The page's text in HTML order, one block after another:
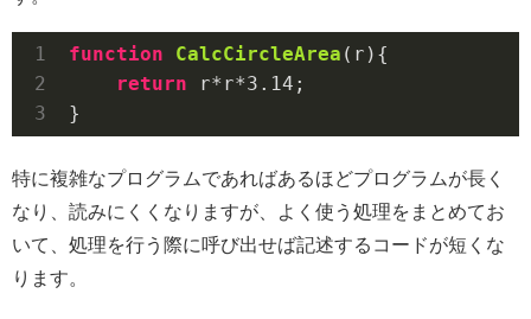
function CalcCircleArea ( r ) {
return r*r*3.14 ;
特に複雑なプログラムであればあるほどプログラムが長く
なり、読みにくくなりますが、よく使う処理をまとめてお
いて、処理を行う際に呼び出せば記述するコードが短くな
ります。